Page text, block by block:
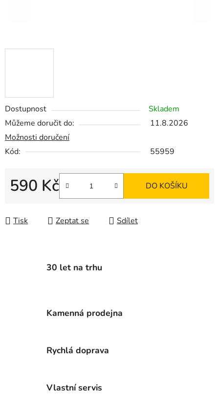
Dostupnost
Skladem
Můžeme doručit do:
11.8.2026
Možnosti doručení
Kód:
55959
590 Kč DO KOŠÍKU
Tisk Zeptat se Sdílet
30 let na trhu
Kamenná prodejna
Rychlá doprava
Vlastní servis